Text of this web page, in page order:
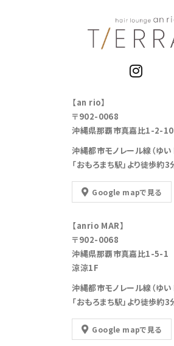
【an rio】
〒902-0068
沖縄県那覇市真嘉比1-2-
沖縄都市モノレール線（ゆい
「おもろまち駅」より徒歩約3
Google mapで見る
【anrio MAR】
〒902-0068
沖縄県那覇市真嘉比1-5-1
涼涼1F
沖縄都市モノレール線（ゆい
「おもろまち駅」より徒歩約3
Google mapで見る